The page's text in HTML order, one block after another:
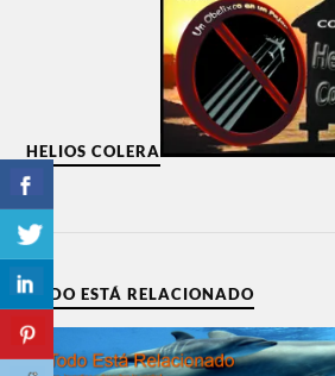
HELIOS COLERA
TODO ESTÁ RELACIONADO